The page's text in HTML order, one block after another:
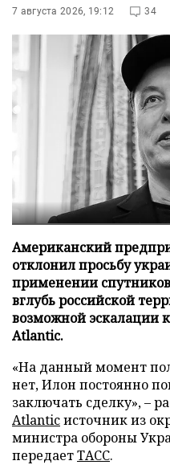
7 августа 2026, 19:12 34
Американский
отклонил просьбу
применении
вглубь российской
возможной эскалации
Atlantic.
«На данный момент
нет, Илон постоянно
заключать сделку», –
Atlanticисточник из
министра обороны
передаетТАСС.